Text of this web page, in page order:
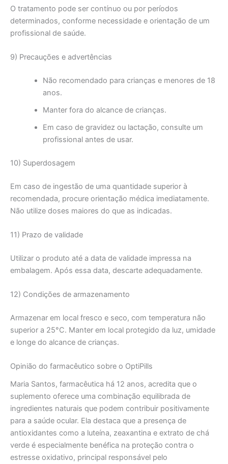
O tratamento pode ser contínuo ou por períodos
determinados, conforme necessidade e orientação de um
profissional de saúde.
9) Precauções e advertências
Não recomendado para crianças e menores de 18
anos.
Manter fora do alcance de crianças.
Em caso de gravidez ou lactação, consulte um
profissional antes de usar.
10) Superdosagem
Em caso de ingestão de uma quantidade superior à
recomendada, procure orientação médica imediatamente.
Não utilize doses maiores do que as indicadas.
11) Prazo de validade
Utilizar o produto até a data de validade impressa na
embalagem. Após essa data, descarte adequadamente.
12) Condições de armazenamento
Armazenar em local fresco e seco, com temperatura não
superior a 25°C. Manter em local protegido da luz, umidade
e longe do alcance de crianças.
Opinião do farmacêutico sobre o OptiPills
Maria Santos, farmacêutica há 12 anos, acredita que o
suplemento oferece uma combinação equilibrada de
ingredientes naturais que podem contribuir positivamente
para a saúde ocular. Ela destaca que a presença de
antioxidantes como a luteína, zeaxantina e extrato de chá
verde é especialmente benéfica na proteção contra o
estresse oxidativo, principal responsável pelo